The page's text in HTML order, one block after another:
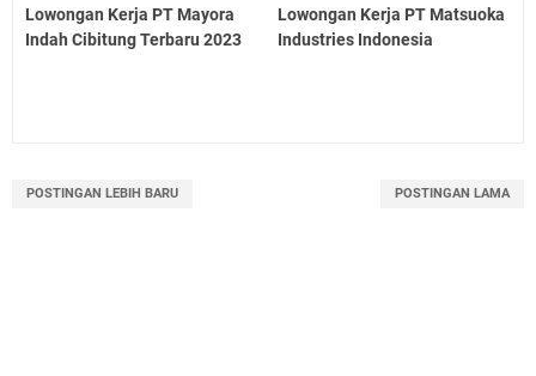
Lowongan Kerja PT Mayora
Indah Cibitung Terbaru 2023
Lowongan Kerja PT Matsuoka
Industries Indonesia
POSTINGAN LEBIH BARU POSTINGAN LAMA